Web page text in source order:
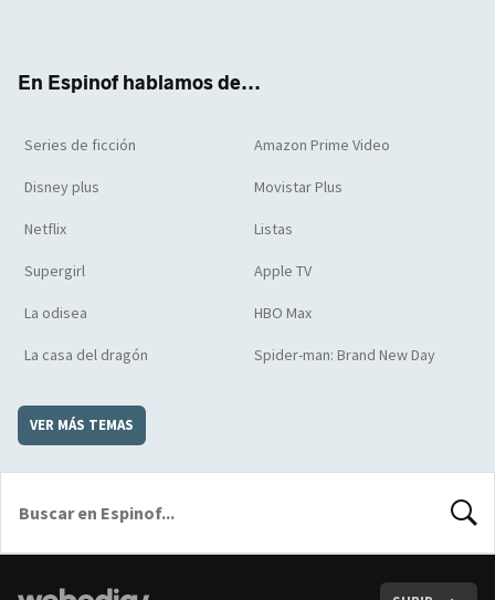
En Espinof hablamos de...
Series de ficción Amazon Prime Video
Disney plus Movistar Plus
Netflix Listas
Supergirl Apple TV
La odisea HBO Max
La casa del dragón Spider-man: Brand New Day
VER MÁS TEMAS